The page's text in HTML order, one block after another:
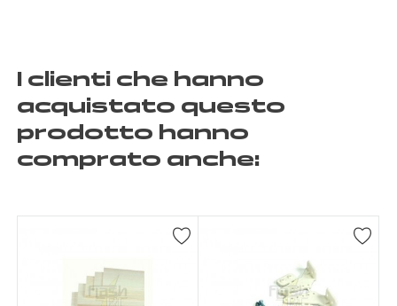
I clienti che hanno
acquistato questo
prodotto hanno
comprato anche: